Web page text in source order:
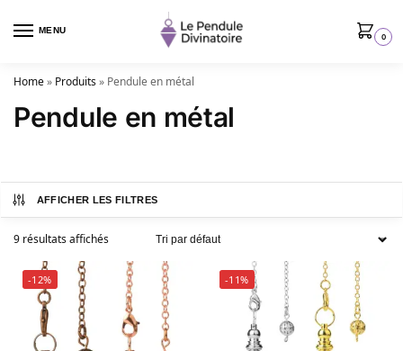
MENU
0
Home» Produits» Pendule en métal
Pendule en métal
AFFICHER LES FILTRES
9 résultats affichés
-12% -11%